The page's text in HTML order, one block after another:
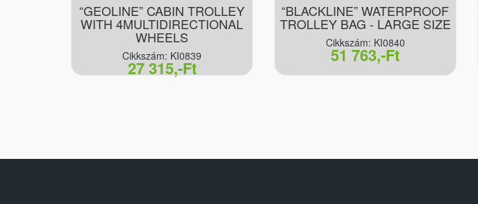
“GEOLINE” CABIN TROLLEY
WITH 4MULTIDIRECTIONAL
WHEELS
Cikkszám: KI0839
27 315,-Ft
“BLACKLINE” WATERPROOF
TROLLEY BAG - LARGE SIZE
Cikkszám: KI0840
51 763,-Ft